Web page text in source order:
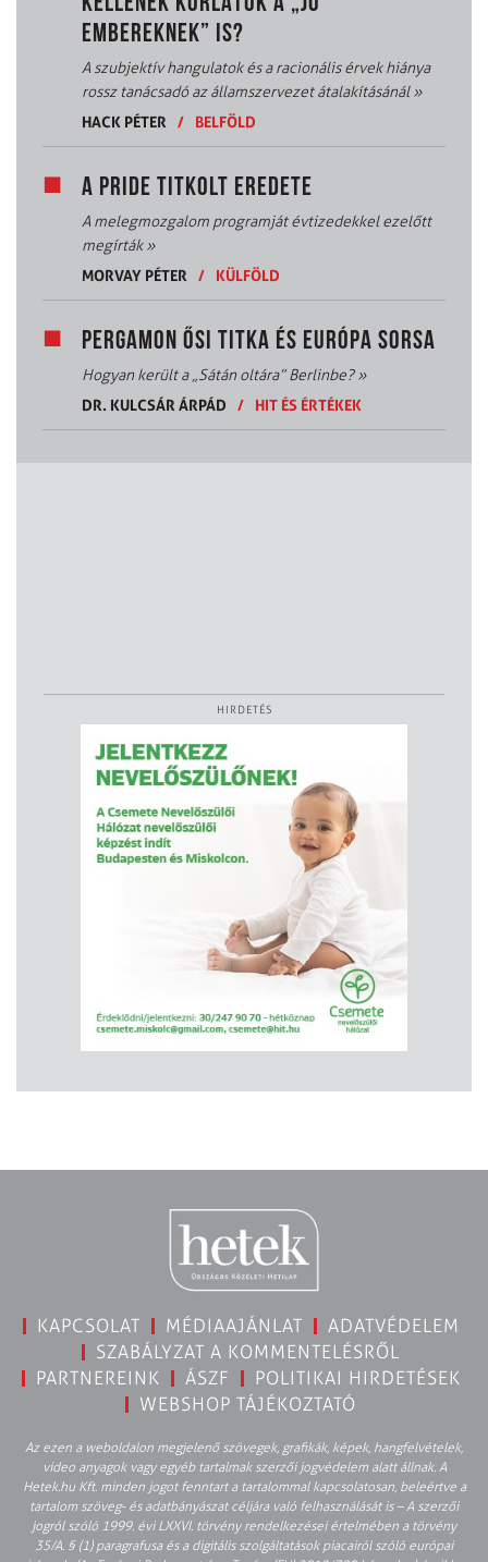
EMBEREKNEK” IS?
A szubjektív hangulatok és a racionális érvek hiánya
rossz tanácsadó az államszervezet átalakításánál»
HACK PÉTER
/ BELFÖLD
A PRIDE TITKOLT EREDETE
A melegmozgalom programját évtizedekkel ezelőtt
megírták»
MORVAY PÉTER
/ KÜLFÖLD
PERGAMON ŐSI TITKA ÉS EURÓPA SORSA
Hogyan került a „Sátán oltára” Berlinbe?»
DR. KULCSÁR ÁRPÁD
/ HIT ÉS ÉRTÉKEK
HIRDETÉS
KAPCSOLAT MÉDIAAJÁNLAT
ADATVÉDELEM
SZABÁLYZAT A KOMMENTELÉSRŐL
PARTNEREINK
ÁSZF
POLITIKAI HIRDETÉSEK
WEBSHOP TÁJÉKOZTATÓ
Az ezen a weboldalon megjelenő szövegek, grafikák, képek, hangfelvételek,
video anyagok vagy egyéb tartalmak szerzői jogvédelem alatt állnak. A
Hetek.hu Kft. minden jogot fenntart a tartalommal kapcsolatosan, beleértve a
tartalom szöveg- és adatbányászat céljára való felhasználását is – A szerzői
jogról szóló 1999. évi LXXVI. törvény rendelkezései értelmében a törvény
35/A. § (1) paragrafusa és a digitális szolgáltatások piacairól szóló európai